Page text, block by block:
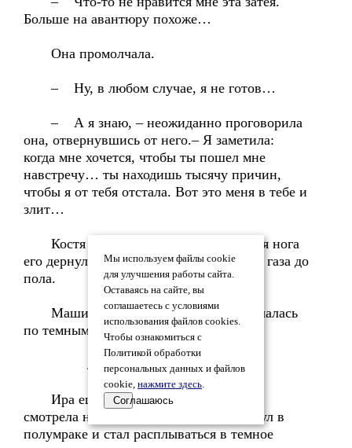
Больше на авантюру похоже…
Она промолчала.
– Ну, в любом случае, я не готов…
– А я знаю, – неожиданно проговорила
она, отвернувшись от него.– Я заметила:
когда мне хочется, чтобы ты пошел мне
навстречу… ты находишь тысячу причин,
чтобы я от тебя отстала. Вот это меня в тебе и
злит…
Костя ничего не ответил, но правая нога
его дернулась и нервно вдавила педаль газа до
пола.
Машина дернулась и стрелой помчалась
по темным улицам.
. . .
Ира еще какое-то время стояла и
смотрела на сарай, который уже потонул в
полумраке и стал расплываться в темное
Мы используем файлы cookie
для улучшения работы сайта.
Оставаясь на сайте, вы
соглашаетесь с условиями
использования файлов cookies.
Чтобы ознакомиться с
Политикой обработки
персональных данных и файлов
cookie, нажмите здесь.
Соглашаюсь